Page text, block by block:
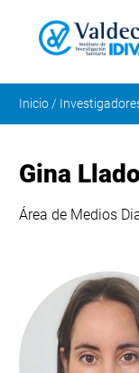
Inicio /
Gina
Área de Medios